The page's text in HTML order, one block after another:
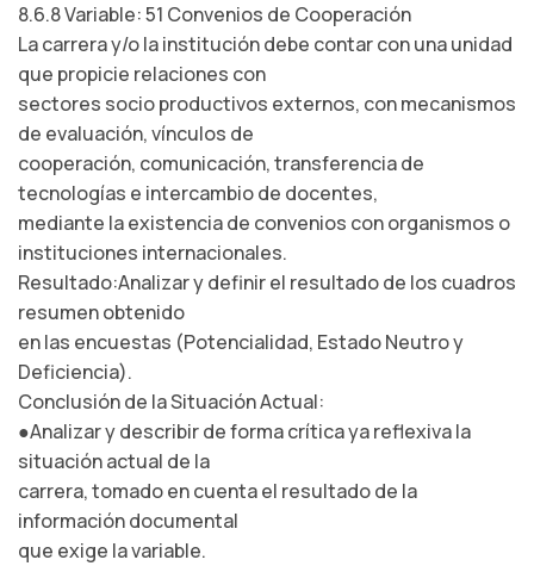
8.6.8 Variable: 51 Convenios de Cooperación
La carrera y/o la institución debe contar con una unidad
que propicie relaciones con
sectores socio productivos externos, con mecanismos
de evaluación, vínculos de
cooperación, comunicación, transferencia de
tecnologías e intercambio de docentes,
mediante la existencia de convenios con organismos o
instituciones internacionales.
Resultado:Analizar y definir el resultado de los cuadros
resumen obtenido
en las encuestas (Potencialidad, Estado Neutro y
Deficiencia).
Conclusión de la Situación Actual:
●Analizar y describir de forma crítica ya reflexiva la
situación actual de la
carrera, tomado en cuenta el resultado de la
información documental
que exige la variable.